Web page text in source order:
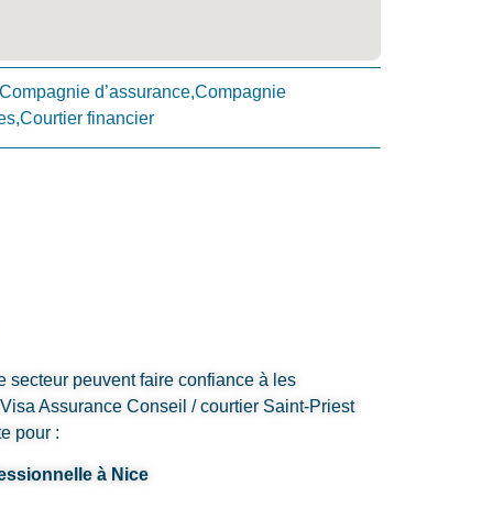
d’assurance,Compagnie
financier
secteur peuvent faire confiance à les
Assurance Conseil / courtier Saint-Priest
pour :
à Nice